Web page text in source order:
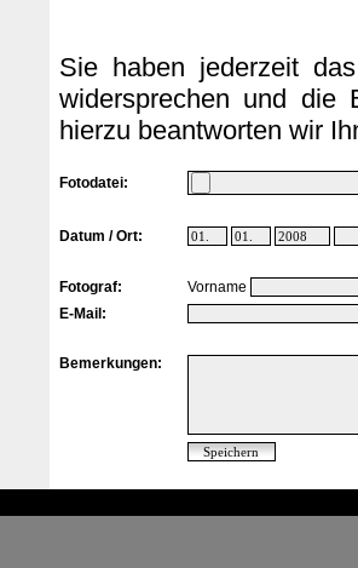
Sie haben jederzeit
widersprechen und die
hierzu beantworten wir
Fotodatei:
Datum / Ort:
Fotograf:
Vorname
E-Mail:
Bemerkungen: